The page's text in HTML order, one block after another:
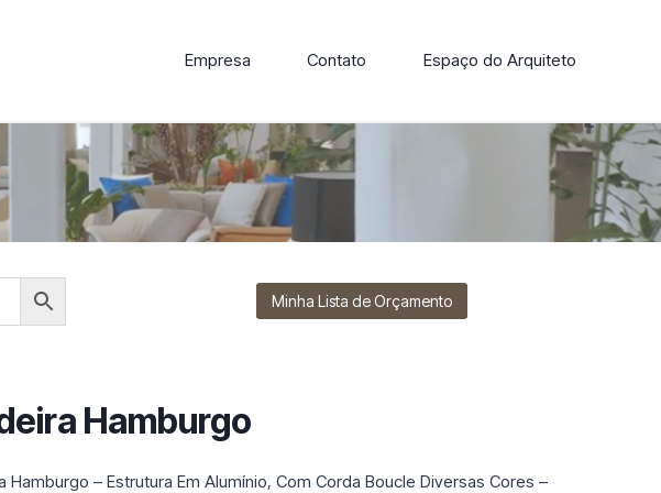
Empresa Contato Espaço do Arquiteto
personalidade. Explore nossa linha de cadeiras, poltronas, sofás e mesas de
Minha Lista de Orçamento
Hamburgo
Hamburgo – Estrutura Em Alumínio, Com Corda Boucle Diversas Cores –